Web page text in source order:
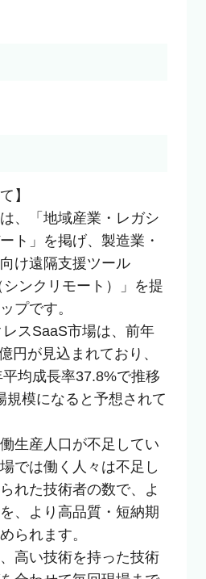
】
、「地域産業・レガシ
ト」を掲げ、製造業・
け遠隔支援ツール
シンクリモート）」を提
プです。
スSaaS市場は、前年
円が見込まれており、
均成長率37.8%で推移
規模になると予想されて
生産人口が不足してい
では働く人々は不足し
れた技術者の数で、よ
、より高品質・短納期
られます。
高い技術を持った技術